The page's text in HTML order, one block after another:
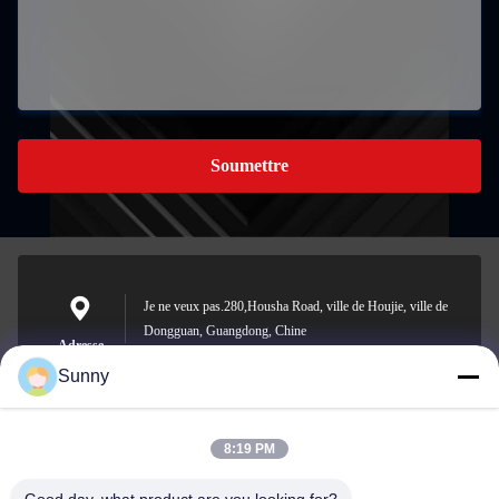
Soumettre
Adresse
Je ne veux pas.280,Housha Road, ville de Houjie, ville de
Dongguan, Guangdong, Chine
E-mail
sunny.xu@woolsche.com
Sunny
8:19 PM